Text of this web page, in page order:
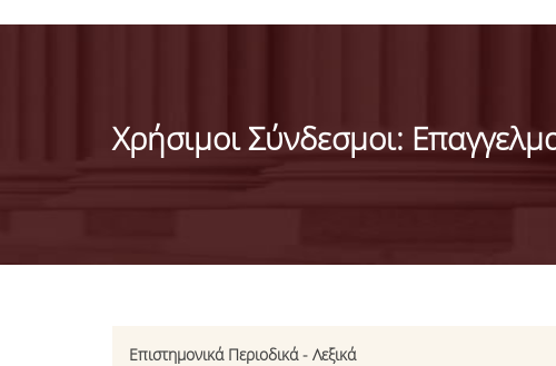
Χρήσιμοι Σύνδεσμοι:
Επιστημονικά Περιοδικά - Λεξικά